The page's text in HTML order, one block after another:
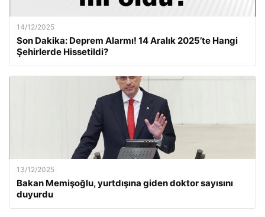
14/12/2025
Son Dakika: Deprem Alarmı! 14 Aralık 2025’te Hangi
Şehirlerde Hissetildi?
13/12/2025
Bakan Memişoğlu, yurtdışına giden doktor sayısını
duyurdu